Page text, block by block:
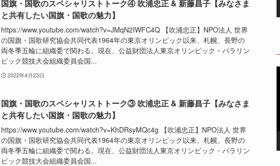
国旗・国歌のスペシャリストトーク④ 吹浦忠正 & 新藤昌子【みなさま
と共有したい国旗・国歌の魅力】
https://www.youtube.com/watch?v=JMqN2IWFC4Q 【吹浦忠正】NPO法人 世界
の国旗・国歌研究協会共同代表1964年の東京オリンピック以来、札幌、長野の
両冬季五輪に組織委で関わる。現在、公益財団法人東京オリンピック・パラリン
ピック競技大会組織委員会国...
2022年4月23日
国旗・国歌のスペシャリストトーク③ 吹浦忠正 & 新藤昌子【みなさま
と共有したい国旗・国歌の魅力】
https://www.youtube.com/watch?v=KhDRsyMQc4g 【吹浦忠正】NPO法人 世界
の国旗・国歌研究協会共同代表1964年の東京オリンピック以来、札幌、長野の
両冬季五輪に組織委で関わる。現在、公益財団法人東京オリンピック・パラリン
ピック競技大会組織委員会国...